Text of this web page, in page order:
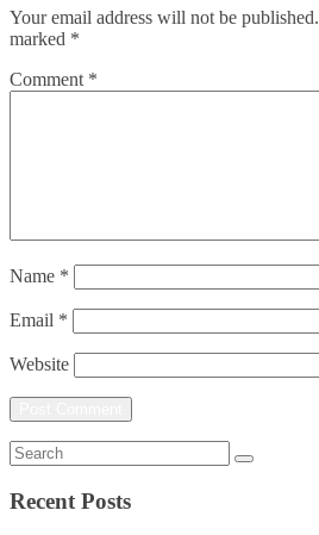
Your email address will not be published.
marked *
Comment *
Name *
Email *
Website
Recent Posts